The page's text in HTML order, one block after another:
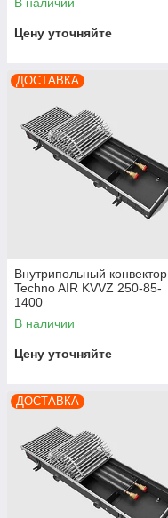
Цену уточняйте
ДОСТАВКА
Внутрипольный конвектор
Techno AIR KVVZ 250-85-
1400
В наличии
Цену уточняйте
ДОСТАВКА